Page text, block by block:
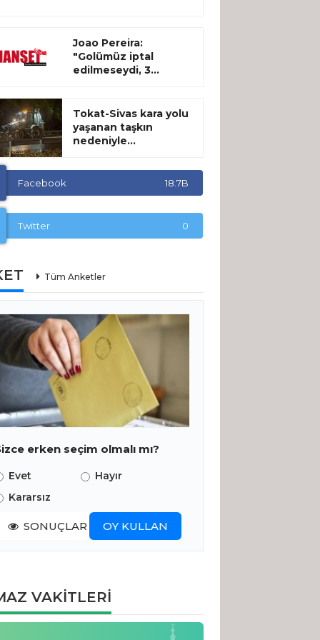
Joao Pereira:
"Golümüz iptal
edilmeseydi, 3...
Tokat-Sivas kara yolu
yaşanan taşkın
nedeniyle...
Facebook 18.7B
Twitter 0
Tüm Anketler
erken seçim olmalı mı?
Evet
Hayır
Kararsız
SONUÇLAR OY KULLAN
VAKİTLERİ